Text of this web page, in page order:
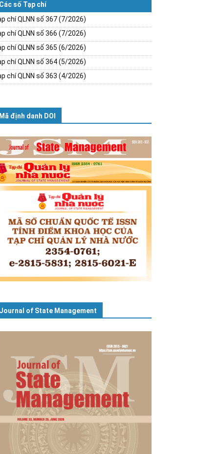
Các số Tạp chí
chí QLNN số 367 (7/2026)
chí QLNN số 366 (7/2026)
chí QLNN số 365 (6/2026)
chí QLNN số 364 (5/2026)
chí QLNN số 363 (4/2026)
Mã định danh DOI
Journal of State Management